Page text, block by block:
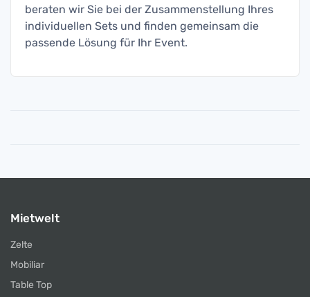
beraten wir Sie bei der Zusammenstellung Ihres
individuellen Sets und finden gemeinsam die
passende Lösung für Ihr Event.
Mietwelt
Zelte
Mobiliar
Table Top